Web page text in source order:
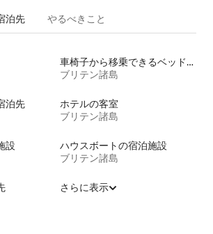
泊⁠先 やるべきこと
車椅子から移乗できるベッドがある宿泊施設
ブリテン諸島
泊先
ホテルの客室
ブリテン諸島
設
ハウスボートの宿泊施設
ブリテン諸島
さらに表示